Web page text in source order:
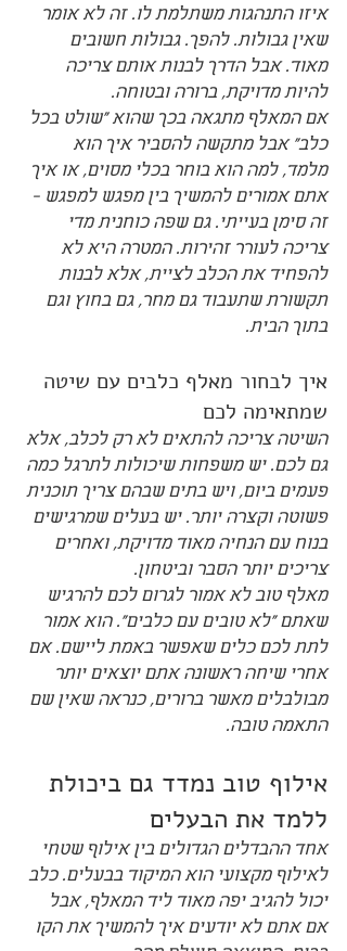
איזו התנהגות משתלמת לו. זה לא אומר
שאין גבולות. להפך. גבולות חשובים
מאוד. אבל הדרך לבנות אותם צריכה
להיות מדויקת, ברורה ובטוחה.
אם המאלף מתגאה בכך שהוא "שולט בכל
כלב" אבל מתקשה להסביר איך הוא
מלמד, למה הוא בוחר בכלי מסוים, או איך
אתם אמורים להמשיך בין מפגש למפגש -
זה סימן בעייתי. גם שפה כוחנית מדי
צריכה לעורר זהירות. המטרה היא לא
להפחיד את הכלב לציית, אלא לבנות
תקשורת שתעבוד גם מחר, גם בחוץ וגם
בתוך הבית.
איך לבחור מאלף כלבים עם שיטה
שמתאימה לכם
השיטה צריכה להתאים לא רק לכלב, אלא
גם לכם. יש משפחות שיכולות לתרגל כמה
פעמים ביום, ויש בתים שבהם צריך תוכנית
פשוטה וקצרה יותר. יש בעלים שמרגישים
בנוח עם הנחיה מאוד מדויקת, ואחרים
צריכים יותר הסבר וביטחון.
מאלף טוב לא אמור לגרום לכם להרגיש
שאתם "לא טובים עם כלבים". הוא אמור
לתת לכם כלים שאפשר באמת ליישם. אם
אחרי שיחה ראשונה אתם יוצאים יותר
מבולבלים מאשר ברורים, כנראה שאין שם
התאמה טובה.
אילוף טוב נמדד גם ביכולת
ללמד את הבעלים
אחד ההבדלים הגדולים בין אילוף שטחי
לאילוף מקצועי הוא המיקוד בבעלים. כלב
יכול להגיב יפה מאוד ליד המאלף, אבל
אם אתם לא יודעים איך להמשיך את הקו